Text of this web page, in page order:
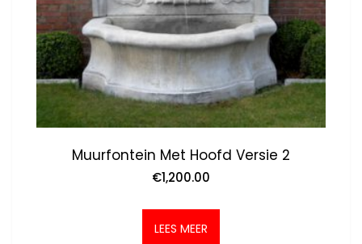
Muurfontein Met Hoofd Versie 2
€1,200.00
LEES MEER